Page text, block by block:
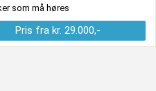
som må høres
Pris fra kr. 29.000,-